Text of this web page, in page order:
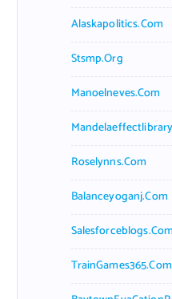
Alaskapolitics.com
Stsmp.org
Manoelneves.com
Roselynns.com
Balanceyoganj.com
Salesforceblogs.com
TrainGames365.com